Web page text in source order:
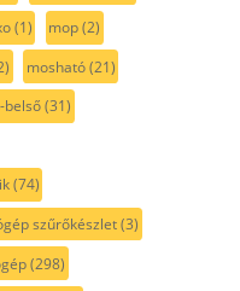
(1) mop(2)
mosható(21)
belső(31)
(74)
szűrőkészlet(3)
(298)